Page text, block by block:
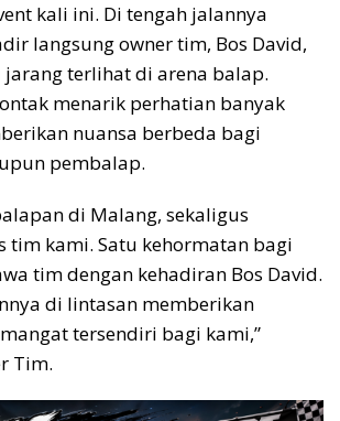
kali ini. Di tengah jalannya
langsung owner tim, Bos David,
jarang terlihat di arena balap.
menarik perhatian banyak
nuansa berbeda bagi
pembalap.
di Malang, sekaligus
tim kami. Satu kehormatan bagi
tim dengan kehadiran Bos David.
di lintasan memberikan
tersendiri bagi kami,”
Tim.